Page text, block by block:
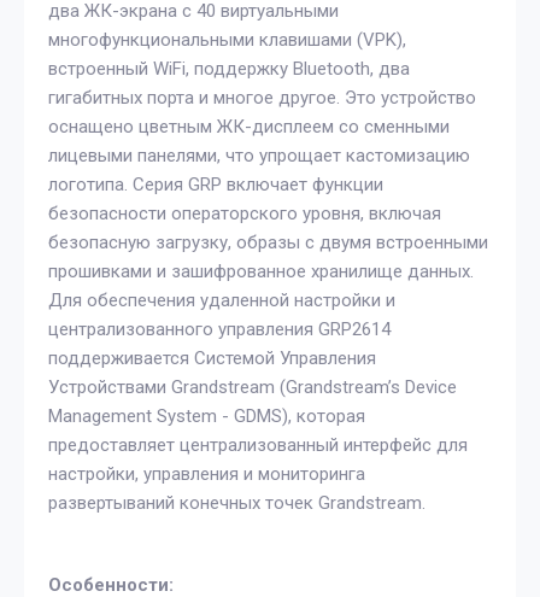
два ЖК-экрана с 40 виртуальными
многофункциональными клавишами (VPK),
встроенный WiFi, поддержку Bluetooth, два
гигабитных порта и многое другое. Это устройство
оснащено цветным ЖК-дисплеем со сменными
лицевыми панелями, что упрощает кастомизацию
логотипа. Серия GRP включает функции
безопасности операторского уровня, включая
безопасную загрузку, образы с двумя встроенными
прошивками и зашифрованное хранилище данных.
Для обеспечения удаленной настройки и
централизованного управления GRP2614
поддерживается Системой Управления
Устройствами Grandstream (Grandstream’s Device
Management System - GDMS), которая
предоставляет централизованный интерфейс для
настройки, управления и мониторинга
развертываний конечных точек Grandstream.
Особенности: